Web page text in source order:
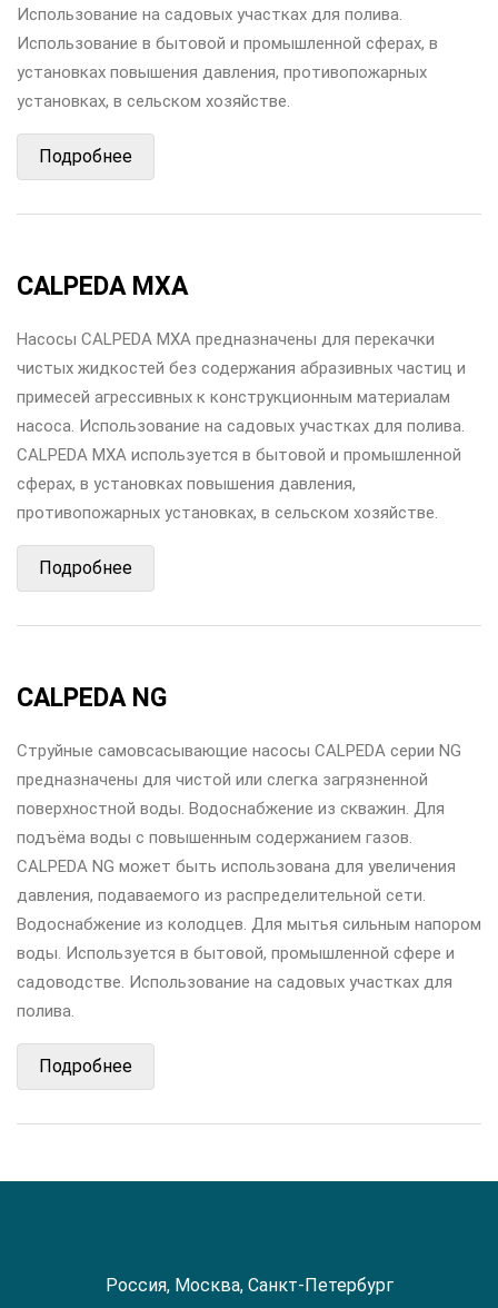
Использование на садовых участках для полива.
Использование в бытовой и промышленной сферах, в
установках повышения давления, противопожарных
установках, в сельском хозяйстве.
Подробнее
CALPEDA MXA
Насосы CALPEDA MXA предназначены для перекачки
чистых жидкостей без содержания абразивных частиц и
примесей агрессивных к конструкционным материалам
насоса. Использование на садовых участках для полива.
CALPEDA MXA используется в бытовой и промышленной
сферах, в установках повышения давления,
противопожарных установках, в сельском хозяйстве.
Подробнее
CALPEDA NG
Струйные самовсасывающие насосы CALPEDA серии NG
предназначены для чистой или слегка загрязненной
поверхностной воды. Водоснабжение из скважин. Для
подъёма воды с повышенным содержанием газов.
CALPEDA NG может быть использована для увеличения
давления, подаваемого из распределительной сети.
Водоснабжение из колодцев. Для мытья сильным напором
воды. Используется в бытовой, промышленной сфере и
садоводстве. Использование на садовых участках для
полива.
Подробнее
Россия, Москва, Санкт-Петербург